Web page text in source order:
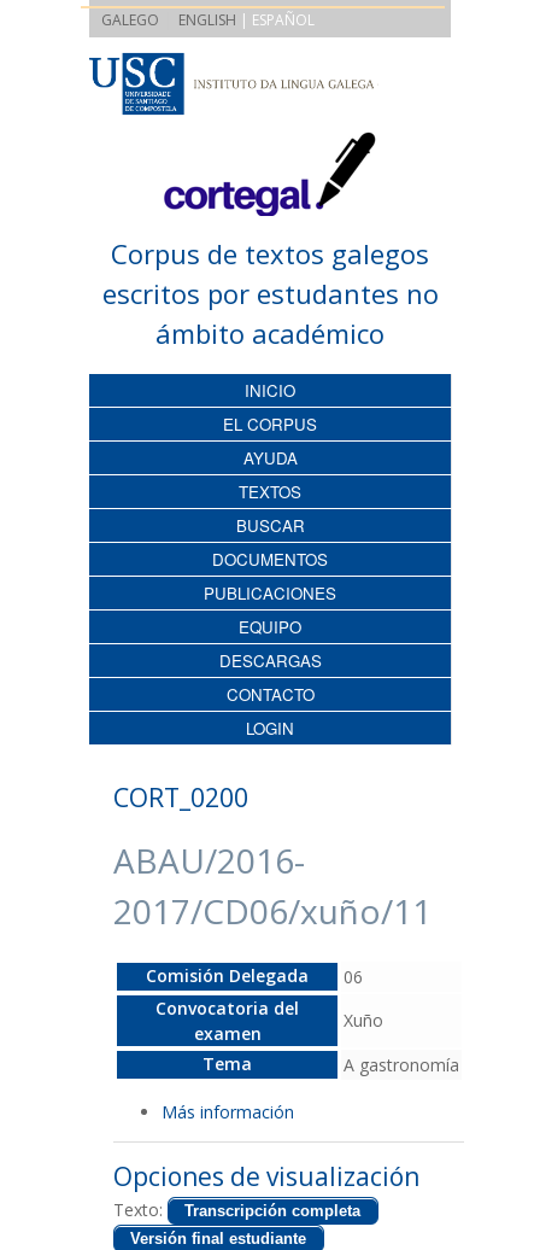
GALEGO ENGLISH | ESPAÑOL
Corpus de textos galegos
escritos por estudantes no
ámbito académico
INICIO
EL CORPUS
AYUDA
TEXTOS
BUSCAR
DOCUMENTOS
PUBLICACIONES
EQUIPO
DESCARGAS
CONTACTO
LOGIN
CORT_0200
ABAU/2016-
2017/CD06/xuño/11
Comisión Delegada
06
Convocatoria del
examen
Xuño
Tema
A gastronomía
Más información
Opciones de visualización
Texto:
Transcripción completa
Versión final estudiante